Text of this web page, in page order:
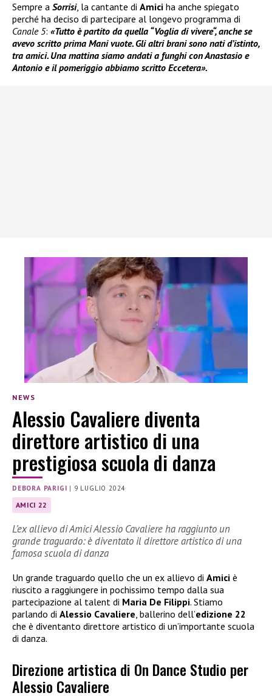
Sempre a Sorrisi, la cantante di Amici ha anche spiegato
perché ha deciso di partecipare al longevo programma di
Canale 5: «Tutto è partito da quella “Voglia di vivere“, anche se
avevo scritto prima Mani vuote. Gli altri brani sono nati d’istinto,
tra amici. Una mattina siamo andati a funghi con Anastasio e
Antonio e il pomeriggio abbiamo scritto Eccetera».
NEWS
Alessio Cavaliere diventa
direttore artistico di una
prestigiosa scuola di danza
DEBORA PARIGI | 9 LUGLIO 2024
AMICI 22
L’ex allievo di Amici Alessio Cavaliere ha raggiunto un
grande traguardo: è diventato il direttore artistico di una
famosa scuola di danza
Un grande traguardo quello che un ex allievo di Amici è
riuscito a raggiungere in pochissimo tempo dalla sua
partecipazione al talent di Maria De Filippi. Stiamo
parlando di Alessio Cavaliere, ballerino dell’edizione 22
che è diventanto direttore artistico di un’importante scuola
di danza.
Direzione artistica di On Dance Studio per
Alessio Cavaliere